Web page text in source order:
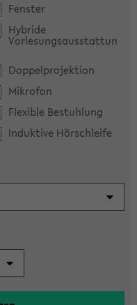
Fenster
Hybride
Vorlesungsausstattun
Doppelprojektion
Mikrofon
Flexible Bestuhlung
Induktive Hörschleife